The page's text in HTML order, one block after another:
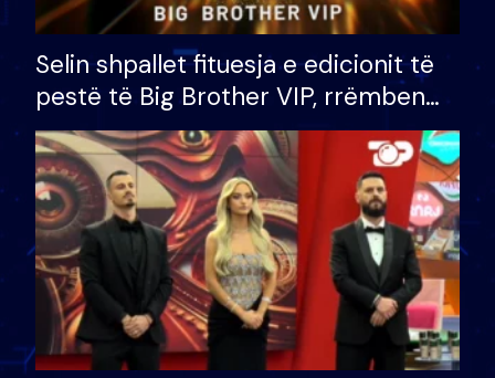
Selin shpallet fituesja e edicionit të
pestë të Big Brother VIP, rrëmben
çmimin e madh prej 100 mijë eurosh